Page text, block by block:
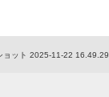
ョット 2025-11-22 16.49.29